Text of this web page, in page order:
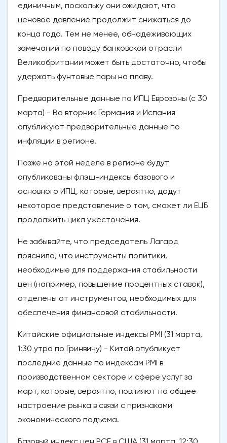
единичным, поскольку они ожидают, что
ценовое давление продолжит снижаться до
конца года. Тем не менее, обнадеживающих
замечаний по поводу банковской отрасли
Великобритании может быть достаточно, чтобы
удержать фунтовые пары на плаву.
Предварительные данные по ИПЦ Еврозоны (с 30
марта) - Во вторник Германия и Испания
опубликуют предварительные данные по
инфляции в регионе.
Позже на этой неделе в регионе будут
опубликованы флэш-индексы базового и
основного ИПЦ, которые, вероятно, дадут
некоторое представление о том, сможет ли ЕЦБ
продолжить цикл ужесточения.
Не забывайте, что председатель Лагард
пояснила, что инструменты политики,
необходимые для поддержания стабильности
цен (например, повышение процентных ставок),
отделены от инструментов, необходимых для
обеспечения финансовой стабильности.
Китайские официальные индексы PMI (31 марта,
1:30 утра по Гринвичу) - Китай опубликует
последние данные по индексам PMI в
производственном секторе и сфере услуг за
март, которые, вероятно, повлияют на общее
настроение рынка в связи с признаками
экономического подъема.